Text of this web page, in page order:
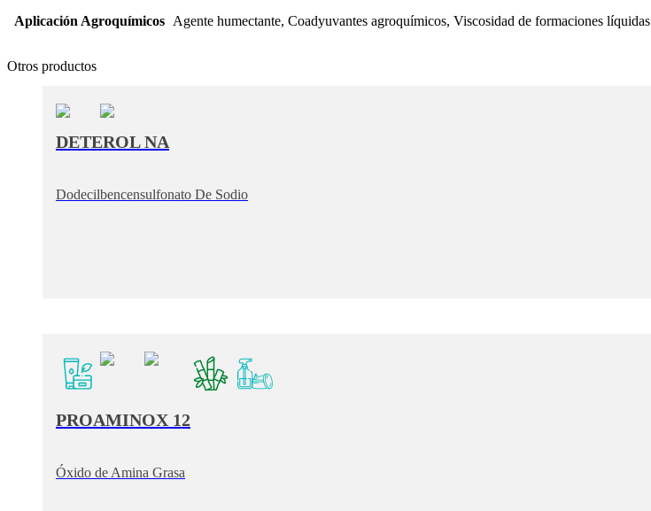
Aplicación Agroquímicos Agente humectante, Coadyuvantes agroquímicos, Viscosidad de formaciones líquidas
Otros productos
DETEROL NA
Dodecilbencensulfonato De Sodio
PROAMINOX 12
Óxido de Amina Grasa